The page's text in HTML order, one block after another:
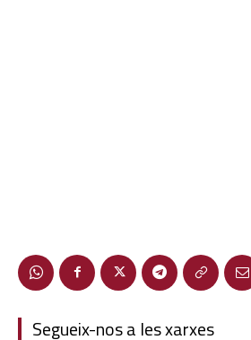
Segueix-nos a les xarxes